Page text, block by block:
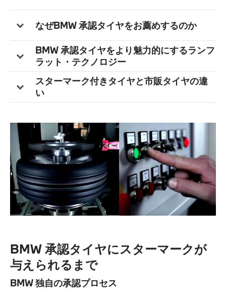
なぜBMW 承認タイヤをお薦めするのか
BMW 承認タイヤをより魅力的にするランフ
ラット・テクノロジー
スターマーク付きタイヤと市販タイヤの違
い
BMW 承認タイヤにスターマークが
与えられるまで
BMW 独自の承認プロセス